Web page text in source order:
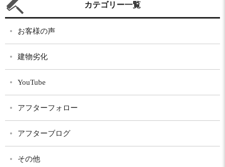
カテゴリー一覧
お客様の声
建物劣化
YouTube
アフターフォロー
アフターブログ
その他